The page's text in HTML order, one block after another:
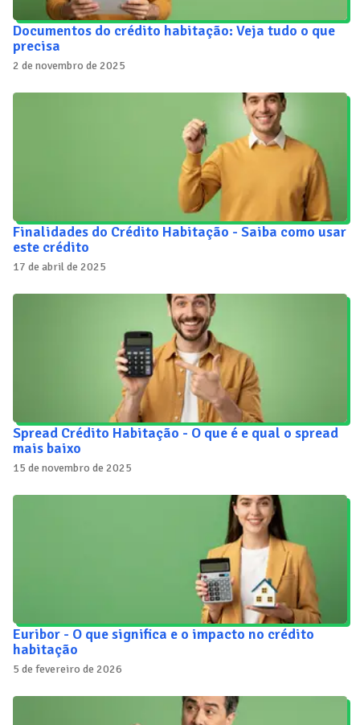
Documentos do crédito habitação: Veja tudo o que
precisa
2 de novembro de 2025
Finalidades do Crédito Habitação - Saiba como usar
este crédito
17 de abril de 2025
Spread Crédito Habitação - O que é e qual o spread
mais baixo
15 de novembro de 2025
Euribor - O que significa e o impacto no crédito
habitação
5 de fevereiro de 2026